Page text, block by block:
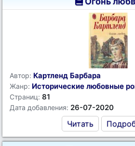
Автор: Картленд Барбара
Жанр: Исторические любовные
Страниц: 81
Дата добавления: 26-07-2020
Читать